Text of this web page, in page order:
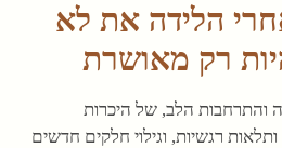
הלידה את לא
רק מאושרת
והתרחבות הלב, של היכרות
רגשיות, וגילוי חלקים חדשים